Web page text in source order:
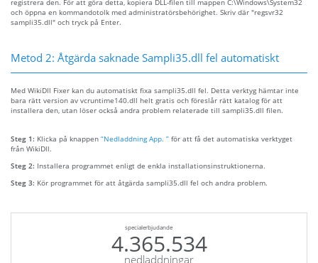
registrera den. För att göra detta, kopiera DLL-filen till mappen C:\Windows\System32
och öppna en kommandotolk med administratörsbehörighet. Skriv där "regsvr32
sampli35.dll" och tryck på Enter.
Metod 2: Åtgärda saknade Sampli35.dll fel automatiskt
Med WikiDll Fixer kan du automatiskt fixa sampli35.dll fel. Detta verktyg hämtar inte
bara rätt version av vcruntime140.dll helt gratis och föreslår rätt katalog för att
installera den, utan löser också andra problem relaterade till sampli35.dll filen.
Steg 1: Klicka på knappen “Nedladdning App. ” för att få det automatiska verktyget
från WikiDll.
Steg 2: Installera programmet enligt de enkla installationsinstruktionerna.
Steg 3: Kör programmet för att åtgärda sampli35.dll fel och andra problem.
specialerbjudande
4.365.534
nedladdningar